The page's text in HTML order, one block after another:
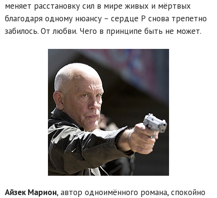
меняет расстановку сил в мире живых и мёртвых
благодаря одному нюансу – сердце Р снова трепетно
забилось. От любви. Чего в принципе быть не может.
Айзек Марион, автор одноимённого романа, спокойно